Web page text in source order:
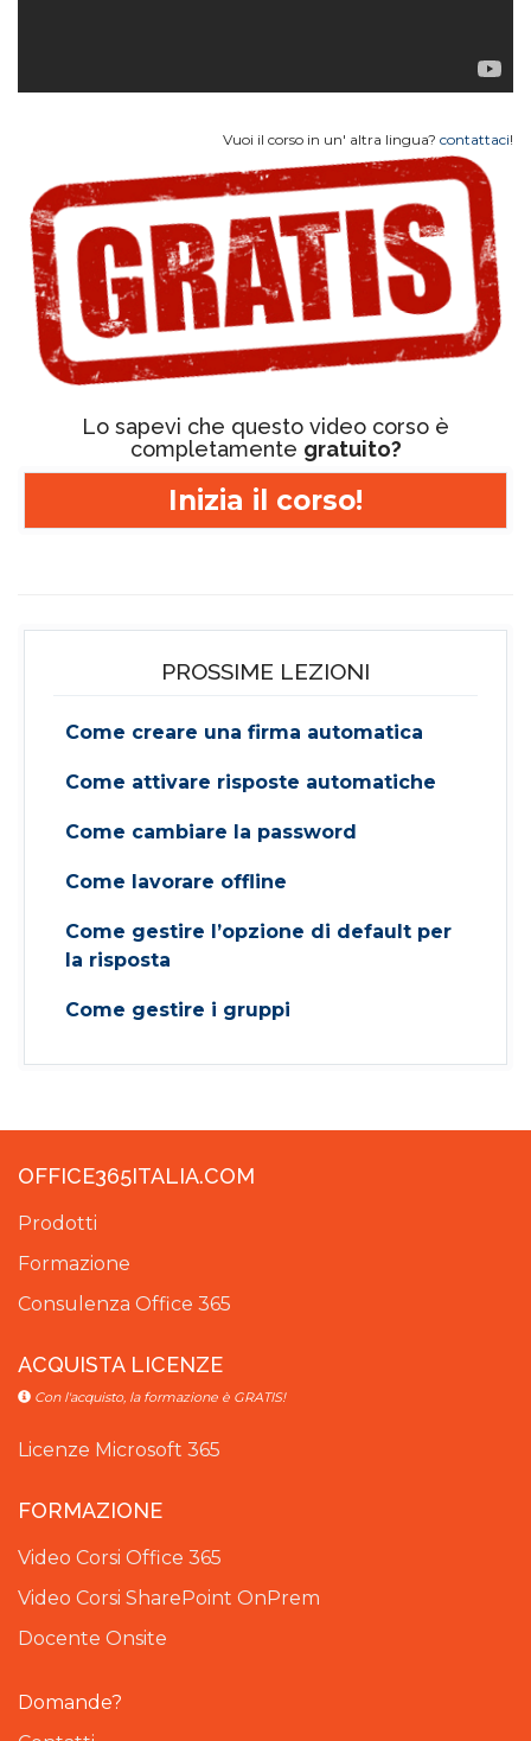
Vuoi il corso in un' altra lingua? contattaci!
Lo sapevi che questo video corso è
completamente gratuito?
Inizia il corso!
PROSSIME LEZIONI
Come creare una firma automatica
Come attivare risposte automatiche
Come cambiare la password
Come lavorare offline
Come gestire l’opzione di default per
la risposta
Come gestire i gruppi
OFFICE365ITALIA.COM
Prodotti
Formazione
Consulenza Office 365
ACQUISTA LICENZE
Con l'acquisto, la formazione è GRATIS!
Licenze Microsoft 365
FORMAZIONE
Video Corsi Office 365
Video Corsi SharePoint OnPrem
Docente Onsite
Domande?